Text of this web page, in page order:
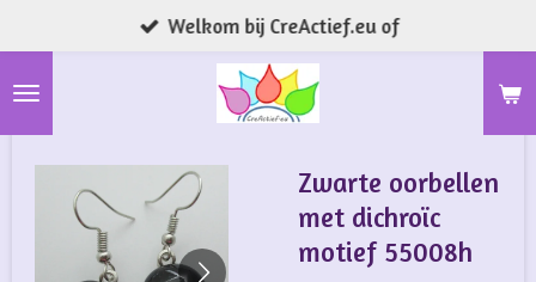
direct
naar
Welkom bij CreActief.eu of
Zwarte oorbellen
met dichroïc
motief 55008h